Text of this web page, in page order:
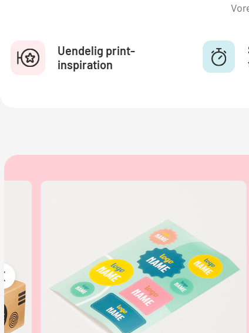
Uendelig print-
inspiration